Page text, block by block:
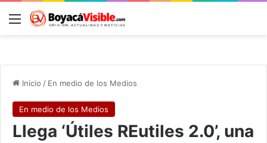
Menú
Inicio / En medio de los Medios
En medio de los Medios
Llega ‘Útiles REutiles 2.0’, una